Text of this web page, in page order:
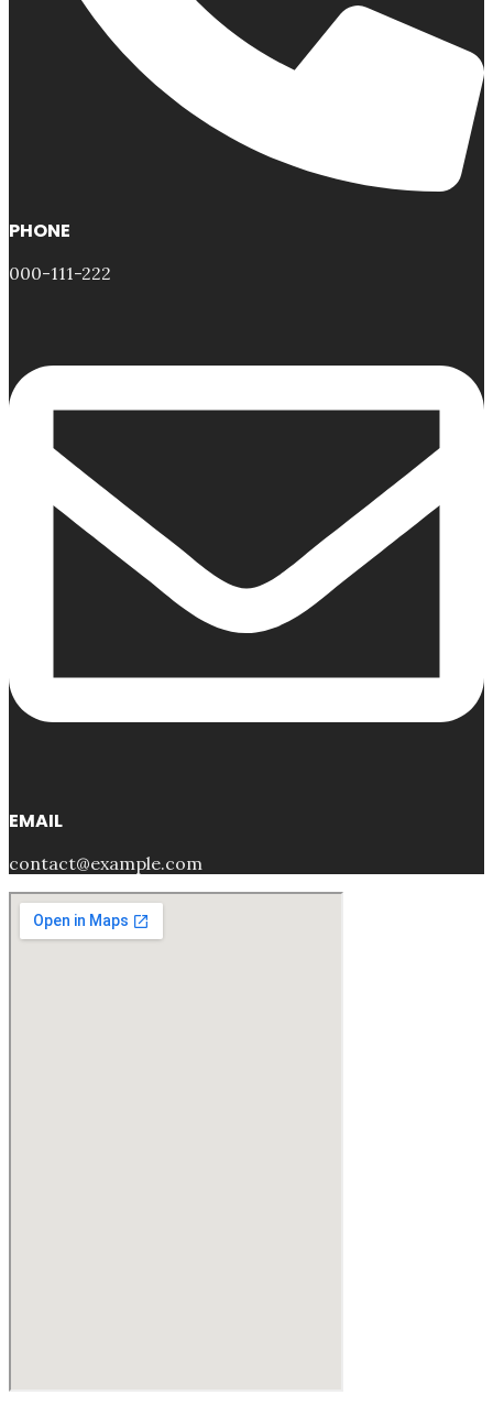
PHONE
000-111-222
EMAIL
contact@example.com